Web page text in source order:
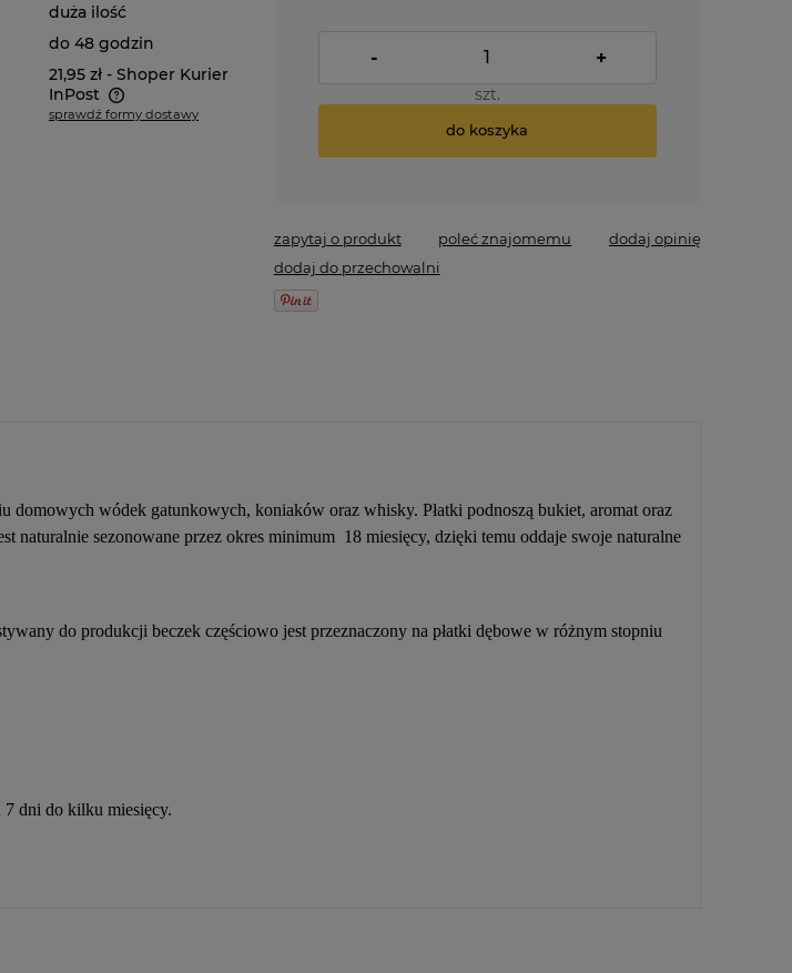
duża ilość
do 48 godzin
21,95 zł - Shoper Kurier
InPost
sprawdź formy dostawy
- +
szt.
do koszyka
zapytaj o produkt poleć znajomemu
dodaj opinię
dodaj do przechowalni
wódek gatunkowych, koniaków oraz whisky. Płatki podnoszą bukiet, aromat oraz
naturalnie sezonowane przez okres minimum 18 miesięcy, dzięki temu oddaje swoje naturalne
do produkcji beczek częściowo jest przeznaczony na płatki dębowe w różnym stopniu
7 dni do kilku miesięcy.